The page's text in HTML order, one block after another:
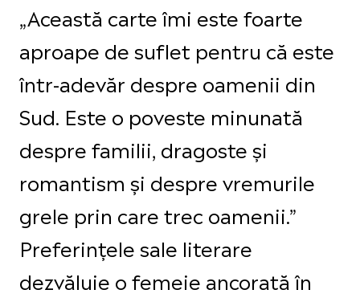
„Această carte îmi este foarte
aproape de suflet pentru că este
într-adevăr despre oamenii din
Sud. Este o poveste minunată
despre familii, dragoste și
romantism și despre vremurile
grele prin care trec oamenii.”
Preferințele sale literare
dezvăluie o femeie ancorată în